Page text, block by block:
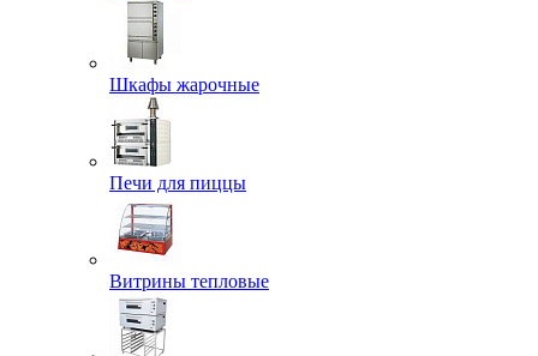
Шкафы жарочные
Печи для пиццы
Витрины тепловые